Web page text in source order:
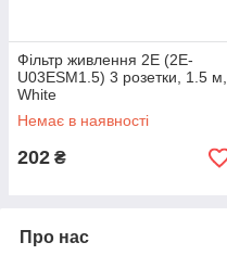
Фільтр живлення 2E (2E-
U03ESM1.5) 3 розетки, 1.5 м,
White
Немає в наявності
202 ₴
Про нас